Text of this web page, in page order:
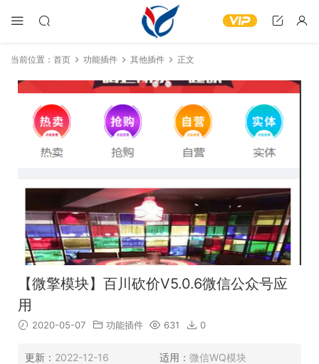
当前位置： 首页 功能插件 其他插件 正文
【微擎模块】百川砍价V5.0.6微信公众号应
用
2020-05-07 功能插件 631 0
更新： 2022-12-16 适用： 微信WQ模块